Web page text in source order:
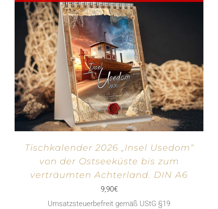
Tischkalender 2026 „Insel Usedom“
von der Ostseeküste bis zum
verträumten Achterland. DIN A6
9,90€
Umsatzsteuerbefreit gemäß UStG §19